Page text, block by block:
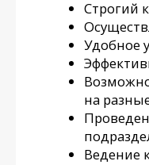
Строгий
Удобное
на
Ведение